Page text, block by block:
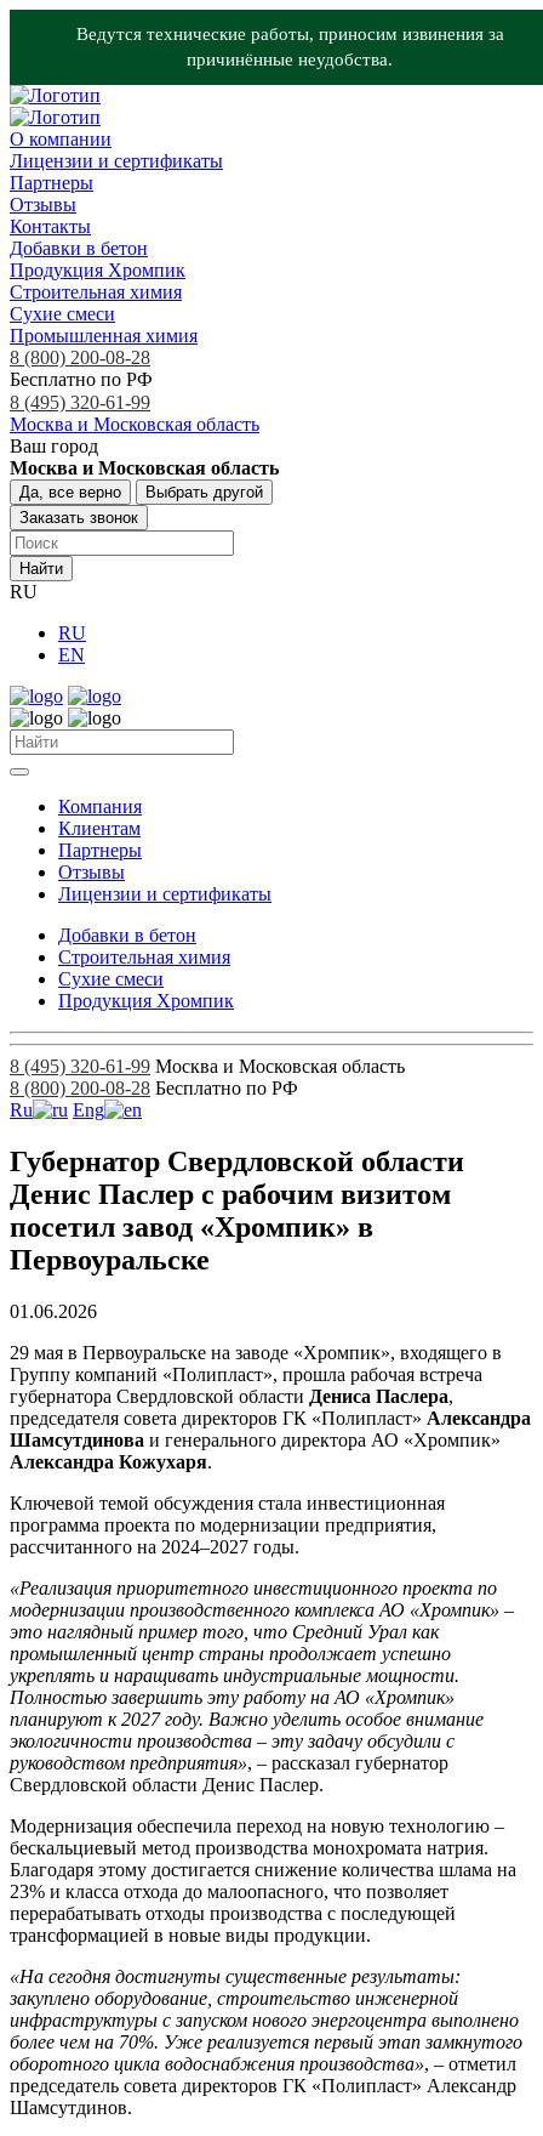
Ведутся технические работы, приносим извинения за
причинённые неудобства.
О компании
Лицензии и сертификаты
Партнеры
Отзывы
Контакты
Добавки в бетон
Продукция Хромпик
Строительная химия
Сухие смеси
Промышленная химия
8 (800) 200-08-28
Бесплатно по РФ
8 (495) 320-61-99
Москва и Московская область
Ваш город
Москва и Московская область
Да, все верно
Выбрать другой
Заказать звонок
Найти
RU
RU
EN
Компания
Клиентам
Партнеры
Отзывы
Лицензии и сертификаты
Добавки в бетон
Строительная химия
Сухие смеси
Продукция Хромпик
8 (495) 320-61-99 Москва и Московская область
8 (800) 200-08-28 Бесплатно по РФ
Ru
Eng
Губернатор Свердловской области
Денис Паслер с рабочим визитом
посетил завод «Хромпик» в
Первоуральске
01.06.2026
29 мая в Первоуральске на заводе «Хромпик», входящего в
Группу компаний «Полипласт», прошла рабочая встреча
губернатора Свердловской области Дениса Паслера,
председателя совета директоров ГК «Полипласт» Александра
Шамсутдинова и генерального директора АО «Хромпик»
Александра Кожухаря.
Ключевой темой обсуждения стала инвестиционная
программа проекта по модернизации предприятия,
рассчитанного на 2024–2027 годы.
«Реализация приоритетного инвестиционного проекта по
модернизации производственного комплекса АО «Хромпик» –
это наглядный пример того, что Средний Урал как
промышленный центр страны продолжает успешно
укреплять и наращивать индустриальные мощности.
Полностью завершить эту работу на АО «Хромпик»
планируют к 2027 году. Важно уделить особое внимание
экологичности производства – эту задачу обсудили с
руководством предприятия», – рассказал губернатор
Свердловской области Денис Паслер.
Модернизация обеспечила переход на новую технологию –
бескальциевый метод производства монохромата натрия.
Благодаря этому достигается снижение количества шлама на
23% и класса отхода до малоопасного, что позволяет
перерабатывать отходы производства с последующей
трансформацией в новые виды продукции.
«На сегодня достигнуты существенные результаты:
закуплено оборудование, строительство инженерной
инфраструктуры с запуском нового энергоцентра выполнено
более чем на 70%. Уже реализуется первый этап замкнутого
оборотного цикла водоснабжения производства», – отметил
председатель совета директоров ГК «Полипласт» Александр
Шамсутдинов.